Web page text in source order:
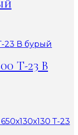
Т-23 В